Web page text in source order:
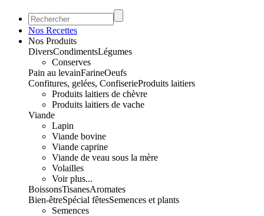
Nos Recettes
Nos Produits
DiversCondimentsLégumes
Conserves
Pain au levainFarineOeufs
Confitures, gelées, ConfiserieProduits laitiers
Produits laitiers de chèvre
Produits laitiers de vache
Viande
Lapin
Viande bovine
Viande caprine
Viande de veau sous la mère
Volailles
Voir plus...
BoissonsTisanesAromates
Bien-êtreSpécial fêtesSemences et plants
Semences